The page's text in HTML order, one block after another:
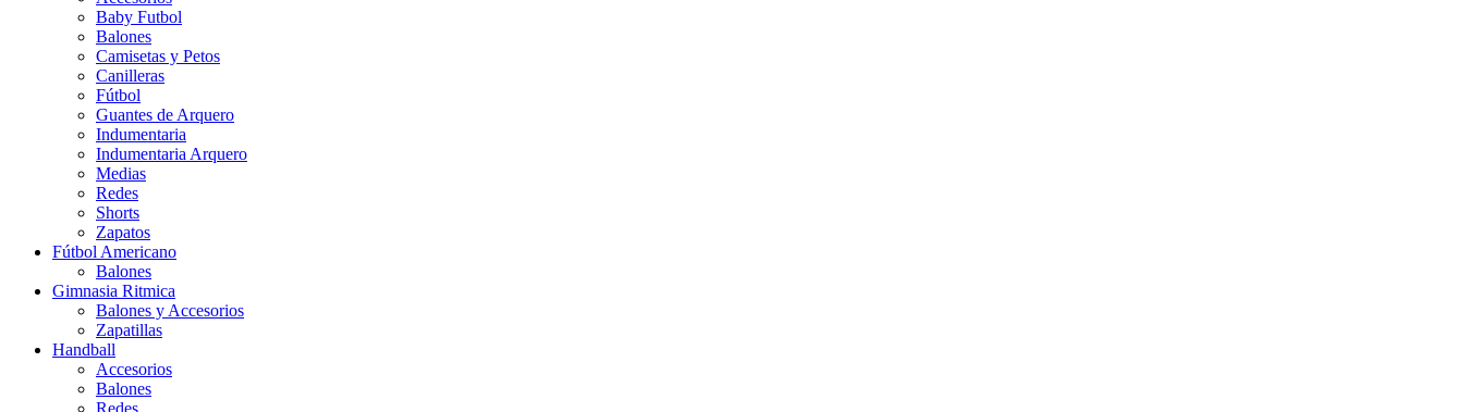
Baby Futbol
Balones
Camisetas y Petos
Canilleras
Fútbol
Guantes de Arquero
Indumentaria
Indumentaria Arquero
Medias
Redes
Shorts
Zapatos
Fútbol Americano
Balones
Gimnasia Ritmica
Balones y Accesorios
Zapatillas
Handball
Accesorios
Balones
Redes